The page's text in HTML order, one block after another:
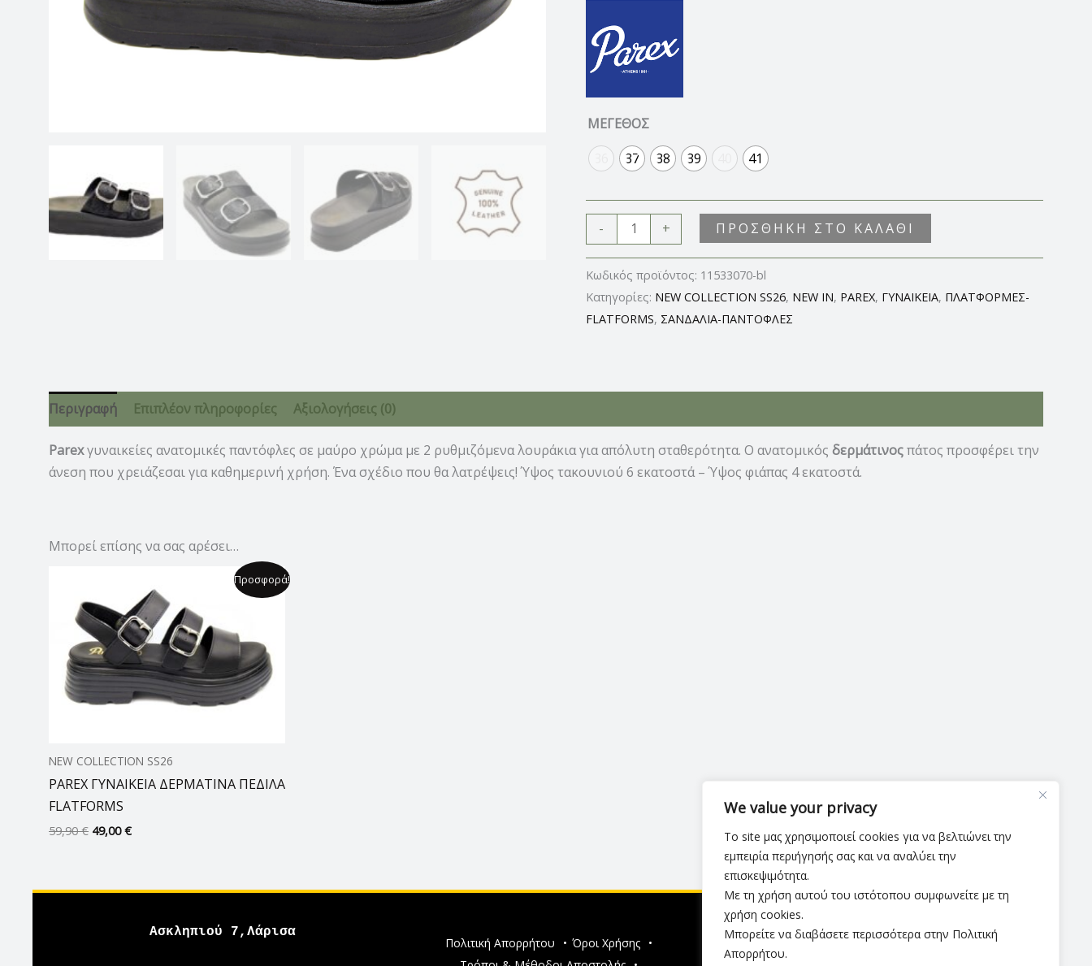
We value your privacy
Το site μας χρησιμοποιεί cookies για να βελτιώνει την
εμπειρία περιήγησής σας και να αναλύει την
επισκεψιμότητα.
Με τη χρήση αυτού του ιστότοπου συμφωνείτε με τη
χρήση cookies.
Μπορείτε να διαβάσετε περισσότερα στην Πολιτική
Απορρήτου.
ΜΕΓΕΘΟΣ
37 38 39 41
- + ΠΡΟΣΘΉΚΗ ΣΤΟ ΚΑΛΆΘΙ
Κωδικός προϊόντος: 11533070-bl
Κατηγορίες: NEW COLLECTION SS26, NEW IN, PAREX, ΓΥΝΑΙΚΕΙΑ, ΠΛΑΤΦΟΡΜΕΣ-
FLATFORMS, ΣΑΝΔΑΛΙΑ-ΠΑΝΤΟΦΛΕΣ
Περιγραφή Επιπλέον πληροφορίες Αξιολογήσεις (0)
Parexγυναικείες ανατομικές παντόφλες σε μαύρο χρώμα με 2 ρυθμιζόμενα λουράκια για απόλυτη σταθερότητα. Ο ανατομικός δερμάτινοςπάτος προσφέρει την
άνεση που χρειάζεσαι για καθημερινή χρήση. Ένα σχέδιο που θα λατρέψεις! Ύψος τακουνιού 6 εκατοστά – Ύψος φιάπας 4 εκατοστά.
Μπορεί επίσης να σας αρέσει…
Προσφορά!
NEW COLLECTION SS26
PAREX ΓΥΝΑΙΚΕΙΑ ΔΕΡΜΑΤΙΝΑ ΠΕΔΙΛΑ
FLATFORMS
59,90€
was:
59,90 €.
49,00€
τρέχουσα
τιμή
είναι:
49,00 €.
Ασκληπιού 7,Λάρισα
Πολιτική Απορρήτου • Όροι Χρήσης
•